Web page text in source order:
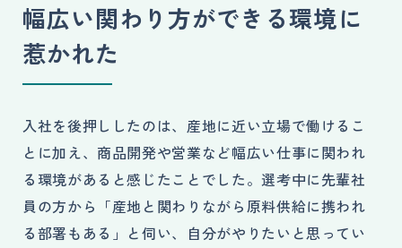
幅広い関わり方ができる環境に
惹かれた
入社を後押ししたのは、産地に近い立場で働けるこ
とに加え、商品開発や営業など幅広い仕事に関われ
る環境があると感じたことでした。選考中に先輩社
員の方から「産地と関わりながら原料供給に携われ
る部署もある」と伺い、自分がやりたいと思ってい